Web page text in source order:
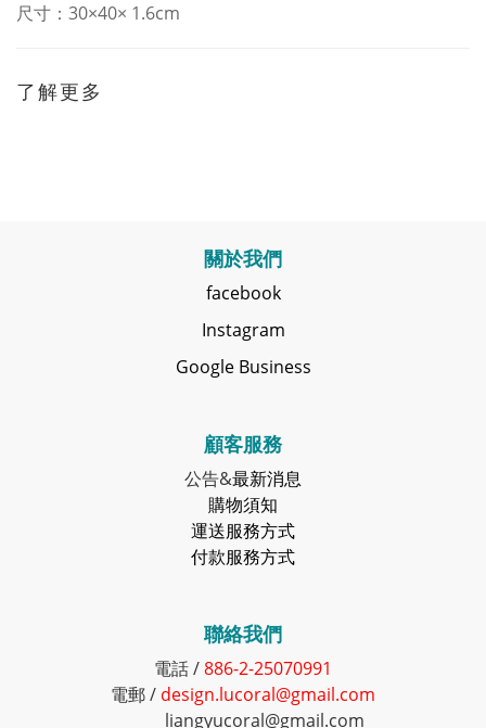
尺寸： 30×40× 1.6cm
了解更多
關於我們
facebook
Instagram
Google Business
顧客服務
公告&最新消息
購物須知
運送服務方式
付款服務方式
聯絡我們
電話 /886-2-25070991
電郵 / design.lucoral@gmail.com
liangyucoral@gmail.com